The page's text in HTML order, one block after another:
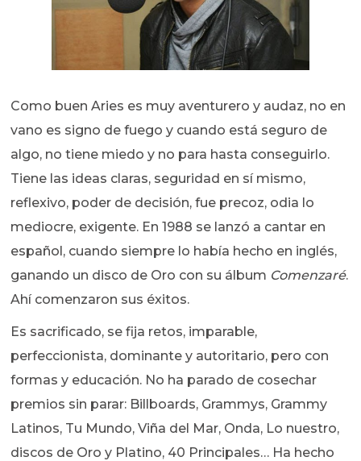
Como buen Aries es muy aventurero y audaz, no en
vano es signo de fuego y cuando está seguro de
algo, no tiene miedo y no para hasta conseguirlo.
Tiene las ideas claras, seguridad en sí mismo,
reflexivo, poder de decisión, fue precoz, odia lo
mediocre, exigente. En 1988 se lanzó a cantar en
español, cuando siempre lo había hecho en inglés,
ganando un disco de Oro con su álbum Comenzaré.
Ahí comenzaron sus éxitos.
Es sacrificado, se fija retos, imparable,
perfeccionista, dominante y autoritario, pero con
formas y educación. No ha parado de cosechar
premios sin parar: Billboards, Grammys, Grammy
Latinos, Tu Mundo, Viña del Mar, Onda, Lo nuestro,
discos de Oro y Platino, 40 Principales… Ha hecho